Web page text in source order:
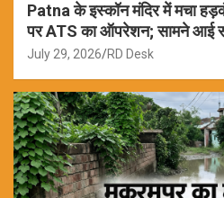
Patna के इस्कॉन मंदिर में मचा
पर ATS का ऑपरेशन; सामने आई
July 29, 2026 RD Desk